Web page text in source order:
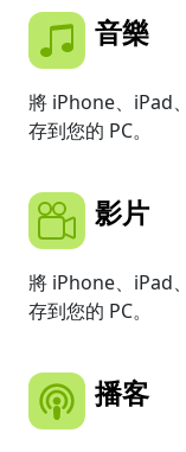
音樂
將 iPhone、iPad
存到您的 PC。
影片
將 iPhone、iPad
存到您的 PC。
播客